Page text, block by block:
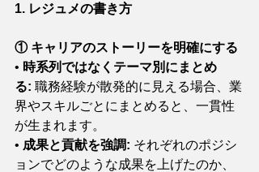
1. レジュメの書き方
① キャリアのストーリーを明確にする
• 時系列ではなくテーマ別にまとめ
る: 職務経験が散発的に見える場合、業
界やスキルごとにまとめると、一貫性
が生まれます。
• 成果と貢献を強調: それぞれのポジシ
ョンでどのような成果を上げたのか、